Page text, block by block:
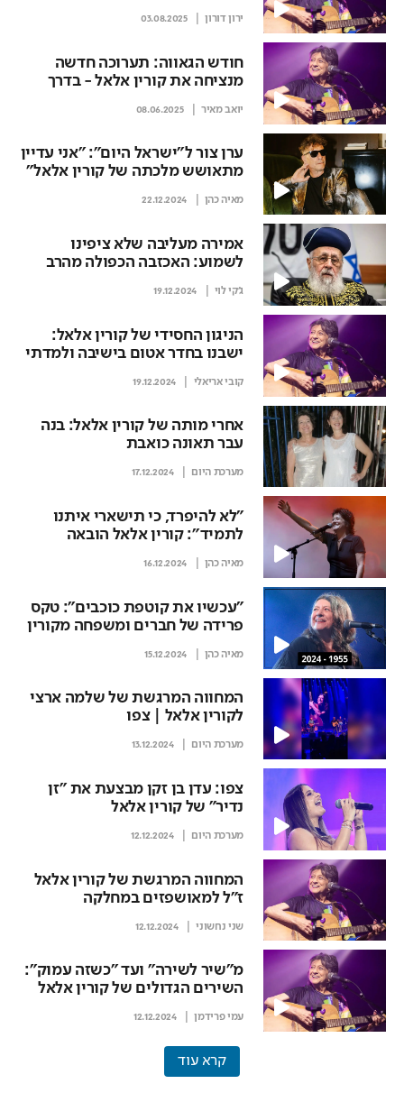
ירון דורון 03.08.2025
חודש הגאווה: תערוכה חדשה
מנציחה את קורין אלאל - בדרך
יואב מאיר 08.06.2025
ערן צור ל"ישראל היום": "אני עדיין
מתאושש מלכתה של קורין אלאל"
מאיה כהן 22.12.2024
אמירה מעליבה שלא ציפינו
לשמוע: האכזבה הכפולה מהרב
ג'קי לוי 19.12.2024
הניגון החסידי של קורין אלאל:
ישבנו בחדר אטום בישיבה ולמדתי
קובי אריאלי 19.12.2024
אחרי מותה של קורין אלאל: בנה
עבר תאונה כואבת
מערכת היום 17.12.2024
"לא להיפרד, כי תישארי איתנו
לתמיד": קורין אלאל הובאה
מאיה כהן 16.12.2024
"עכשיו את קוטפת כוכבים": טקס
פרידה של חברים ומשפחה מקורין
מאיה כהן 15.12.2024
המחווה המרגשת של שלמה ארצי
לקורין אלאל | צפו
מערכת היום 13.12.2024
צפו: עדן בן זקן מבצעת את "זן
נדיר" של קורין אלאל
מערכת היום 12.12.2024
המחווה המרגשת של קורין אלאל
ז"ל למאושפזים במחלקה
שני נחשוני 12.12.2024
מ"שיר לשירה" ועד "כשזה עמוק":
השירים הגדולים של קורין אלאל
עמי פרידמן 12.12.2024
קרא עוד